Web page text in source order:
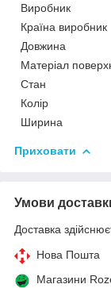
Виробник
Країна виробник
Довжина
Матеріал
Стан
Колір
Ширина
Приховати
Умови
Доставка
Нова Пошта
Магазини